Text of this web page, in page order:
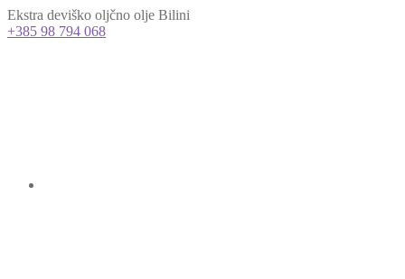
Ekstra deviško oljčno olje Bilini
+385 98 794 068